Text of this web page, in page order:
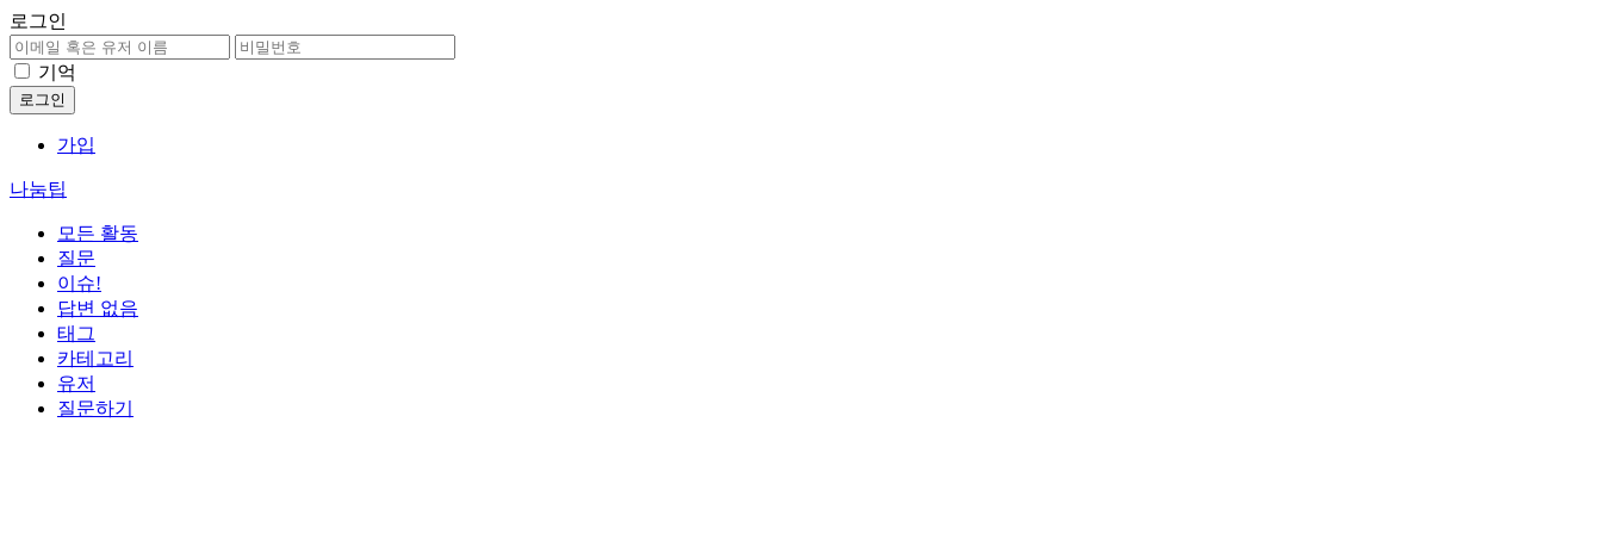
로그인
기억
가입
나눔팁
모든 활동
질문
이슈!
답변 없음
태그
카테고리
유저
질문하기